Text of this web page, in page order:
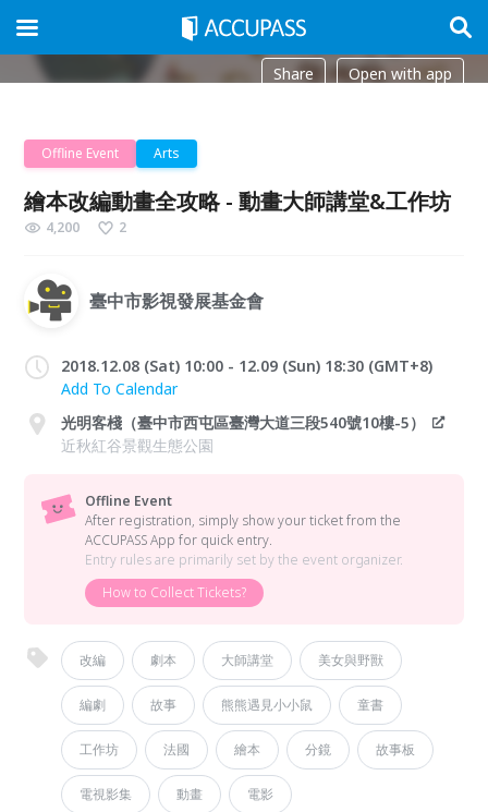
Share Open with app
Offline Event Arts
繪本改編動畫全攻略 - 動畫大師講堂&工作坊
4,200 2
臺中市影視發展基金會
2018.12.08 (Sat) 10:00 - 12.09 (Sun) 18:30 (GMT+8)
Add To Calendar
光明客棧（臺中市西屯區臺灣大道三段540號10樓-5）
近秋紅谷景觀生態公園
Offline Event
After registration, simply show your ticket from the
ACCUPASS App for quick entry.
Entry rules are primarily set by the event organizer.
How to Collect Tickets?
改編 劇本 大師講堂 美女與野獸
編劇 故事 熊熊遇見小小鼠 童書
工作坊 法國 繪本 分鏡 故事板
電視影集 動畫 電影